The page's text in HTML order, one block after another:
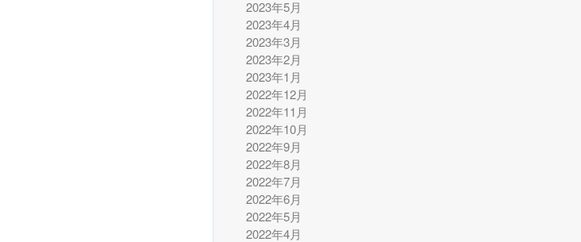
2023年5月
2023年4月
2023年3月
2023年2月
2023年1月
2022年12月
2022年11月
2022年10月
2022年9月
2022年8月
2022年7月
2022年6月
2022年5月
2022年4月